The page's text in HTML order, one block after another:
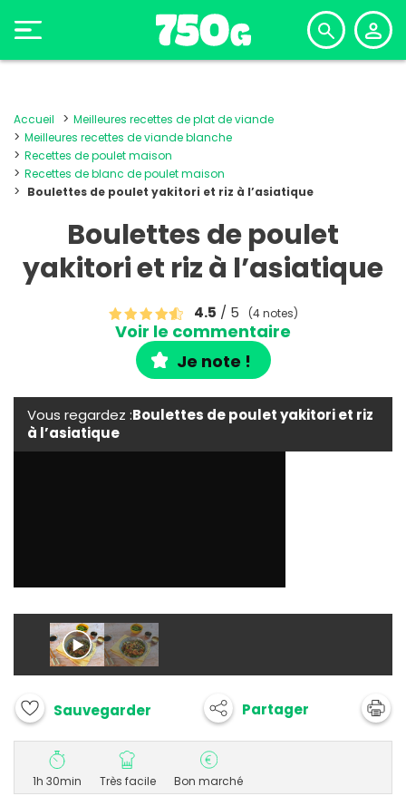
Accueil
Meilleures recettes de plat de viande
Meilleures recettes de viande blanche
Recettes de poulet maison
Recettes de blanc de poulet maison
Boulettes de poulet yakitori et riz à l’asiatique
Boulettes de poulet
yakitori et riz à l’asiatique
4.5 / 5 (4 notes)
Voir le commentaire
Je note !
Vous regardez :Boulettes de poulet yakitori et riz
à l’asiatique
Sauvegarder Partager
1h 30min Très facile Bon marché